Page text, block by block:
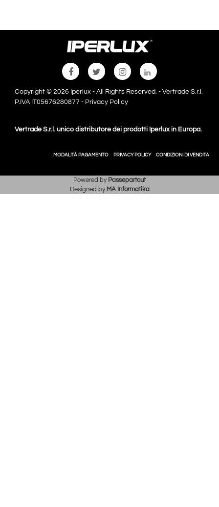
Copyright © 2026 Iperlux - All Rights Reserved. - Vertrade S.r.l.
P.IVA IT05676280877 - Privacy Policy
Vertrade S.r.l. unico distributore dei prodotti Iperlux in Europa.
MODALITÀ PAGAMENTO PRIVACY POLICY CONDIZIONI DI VENDITA
Powered by Passepartout
Designed by MA Informatika